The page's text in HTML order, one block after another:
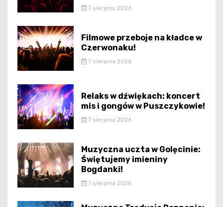
7 sierpnia 2026
Filmowe przeboje na kładce w
Czerwonaku!
7 sierpnia 2026
Relaks w dźwiękach: koncert
mis i gongów w Puszczykowie!
7 sierpnia 2026
Muzyczna uczta w Golęcinie:
Świętujemy imieniny
Bogdanki!
7 sierpnia 2026